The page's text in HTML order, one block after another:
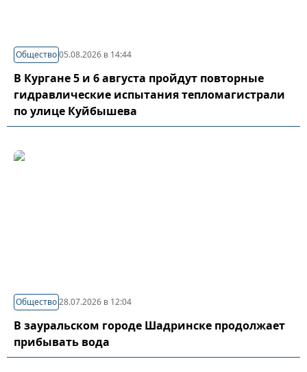
Общество05.08.2026 в 14:44
В Кургане 5 и 6 августа пройдут повторные
гидравлические испытания тепломагистрали
по улице Куйбышева
Общество28.07.2026 в 12:04
В зауральском городе Шадринске продолжает
прибывать вода